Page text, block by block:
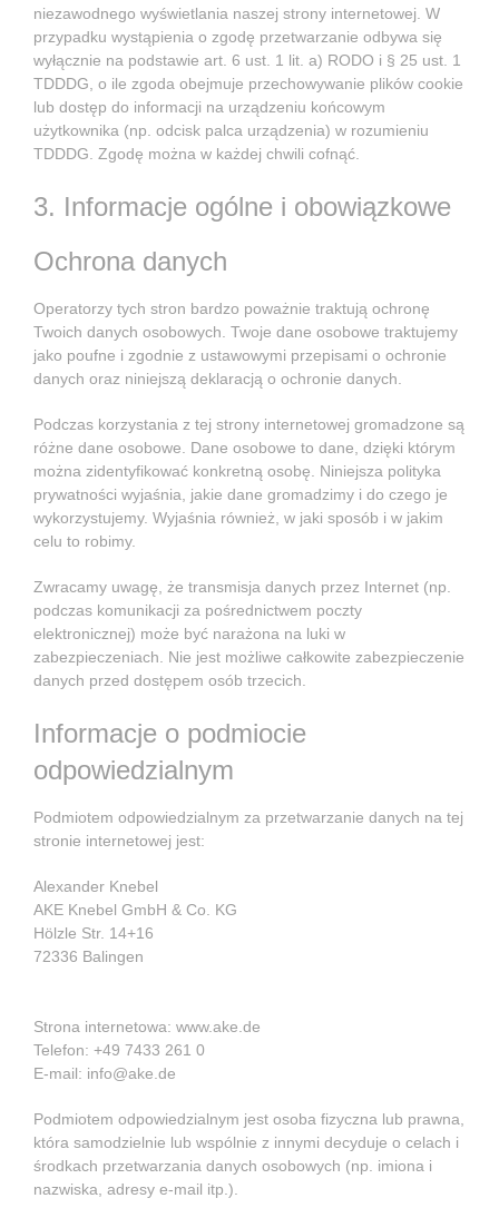
niezawodnego wyświetlania naszej strony internetowej. W
przypadku wystąpienia o zgodę przetwarzanie odbywa się
wyłącznie na podstawie art. 6 ust. 1 lit. a) RODO i § 25 ust. 1
TDDDG, o ile zgoda obejmuje przechowywanie plików cookie
lub dostęp do informacji na urządzeniu końcowym
użytkownika (np. odcisk palca urządzenia) w rozumieniu
TDDDG. Zgodę można w każdej chwili cofnąć.
3. Informacje ogólne i obowiązkowe
Ochrona danych
Operatorzy tych stron bardzo poważnie traktują ochronę
Twoich danych osobowych. Twoje dane osobowe traktujemy
jako poufne i zgodnie z ustawowymi przepisami o ochronie
danych oraz niniejszą deklaracją o ochronie danych.
Podczas korzystania z tej strony internetowej gromadzone są
różne dane osobowe. Dane osobowe to dane, dzięki którym
można zidentyfikować konkretną osobę. Niniejsza polityka
prywatności wyjaśnia, jakie dane gromadzimy i do czego je
wykorzystujemy. Wyjaśnia również, w jaki sposób i w jakim
celu to robimy.
Zwracamy uwagę, że transmisja danych przez Internet (np.
podczas komunikacji za pośrednictwem poczty
elektronicznej) może być narażona na luki w
zabezpieczeniach. Nie jest możliwe całkowite zabezpieczenie
danych przed dostępem osób trzecich.
Informacje o podmiocie
odpowiedzialnym
Podmiotem odpowiedzialnym za przetwarzanie danych na tej
stronie internetowej jest:
Alexander Knebel
AKE Knebel GmbH & Co. KG
Hölzle Str. 14+16
72336 Balingen
Strona internetowa: www.ake.de
Telefon: +49 7433 261 0
E-mail: info@ake.de
Podmiotem odpowiedzialnym jest osoba fizyczna lub prawna,
która samodzielnie lub wspólnie z innymi decyduje o celach i
środkach przetwarzania danych osobowych (np. imiona i
nazwiska, adresy e-mail itp.).